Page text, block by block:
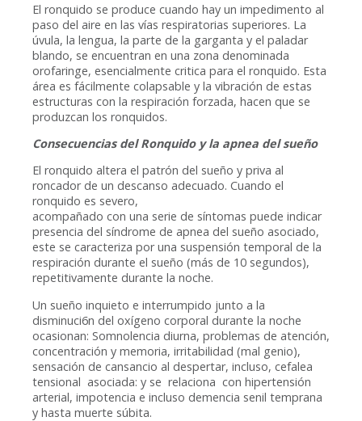
El ronquido se produce cuando hay un impedimento al
paso del aire en las vías respiratorias superiores. La
úvula, la lengua, la parte de la garganta y el paladar
blando, se encuentran en una zona denominada
orofaringe, esencialmente critica para el ronquido. Esta
área es fácilmente colapsable y la vibración de estas
estructuras con la respiración forzada, hacen que se
produzcan los ronquidos.
Consecuencias del Ronquido y la apnea del sueño
El ronquido altera el patrón del sueño y priva al
roncador de un descanso adecuado. Cuando el
ronquido es severo,
acompañado con una serie de síntomas puede indicar
presencia del síndrome de apnea del sueño asociado,
este se caracteriza por una suspensión temporal de la
respiración durante el sueño (más de 10 segundos),
repetitivamente durante la noche.
Un sueño inquieto e interrumpido junto a la
disminuci6n del oxígeno corporal durante la noche
ocasionan: Somnolencia diurna, problemas de atención,
concentración y memoria, irritabilidad (mal genio),
sensación de cansancio al despertar, incluso, cefalea
tensional asociada: y se relaciona con hipertensión
arterial, impotencia e incluso demencia senil temprana
y hasta muerte súbita.